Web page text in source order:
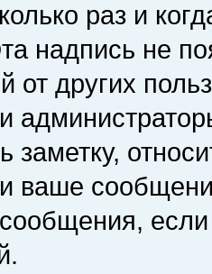
раз и
надпись не
от других
заметку,
ваше